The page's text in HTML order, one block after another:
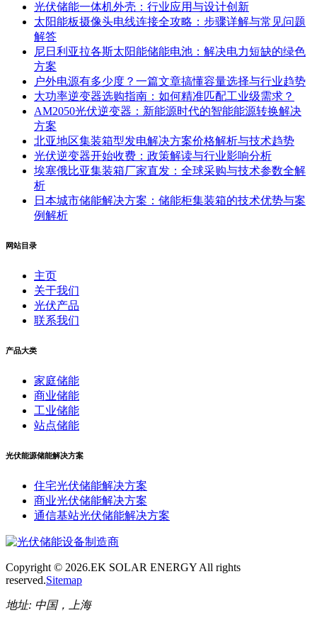
光伏储能一体机外壳：行业应用与设计创新
太阳能板摄像头电线连接全攻略：步骤详解与常见问题
解答
尼日利亚拉各斯太阳能储能电池：解决电力短缺的绿色
方案
户外电源有多少度？一篇文章搞懂容量选择与行业趋势
大功率逆变器选购指南：如何精准匹配工业级需求？
AM2050光伏逆变器：新能源时代的智能能源转换解决
方案
北亚地区集装箱型发电解决方案价格解析与技术趋势
光伏逆变器开始收费：政策解读与行业影响分析
埃塞俄比亚集装箱厂家直发：全球采购与技术参数全解
析
日本城市储能解决方案：储能柜集装箱的技术优势与案
例解析
网站目录
主页
关于我们
光伏产品
联系我们
产品大类
家庭储能
商业储能
工业储能
站点储能
光伏能源储能解决方案
住宅光伏储能解决方案
商业光伏储能解决方案
通信基站光伏储能解决方案
Copyright © 2026.EK SOLAR ENERGY All rights
reserved.Sitemap
地址: 中国，上海